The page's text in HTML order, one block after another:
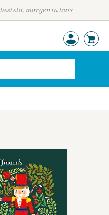
morgen in huis